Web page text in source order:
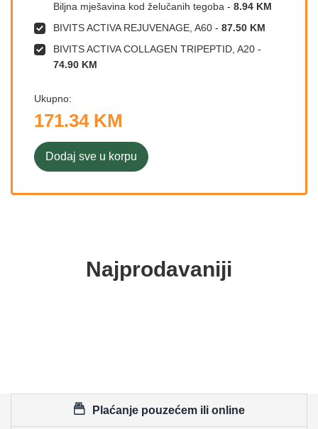
Biljna mješavina kod želučanih tegoba - 8.94 KM
BIVITS ACTIVA REJUVENAGE, A60 - 87.50 KM
BIVITS ACTIVA COLLAGEN TRIPEPTID, A20 -
74.90 KM
Ukupno:
171.34 KM
Dodaj sve u korpu
Najprodavaniji
Plaćanje pouzećem ili online